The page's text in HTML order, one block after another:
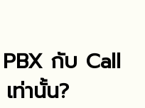
กับ Call
ท่านั้น?